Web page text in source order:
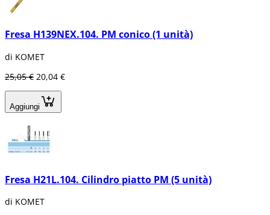
Fresa H139NEX.104. PM conico (1 unità)
di KOMET
25,05 € 20,04 €
Aggiungi
Fresa H21L.104. Cilindro piatto PM (5 unità)
di KOMET